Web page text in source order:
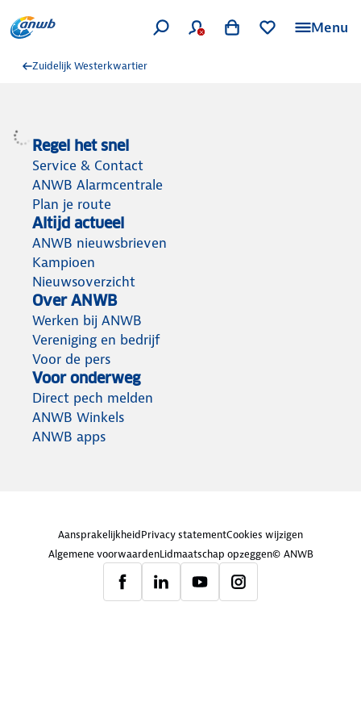
Menu
Zuidelijk Westerkwartier
Regel het snel
Service & Contact
ANWB Alarmcentrale
Plan je route
Altijd actueel
ANWB nieuwsbrieven
Kampioen
Nieuwsoverzicht
Over ANWB
Werken bij ANWB
Vereniging en bedrijf
Voor de pers
Voor onderweg
Direct pech melden
ANWB Winkels
ANWB apps
AansprakelijkheidPrivacy statementCookies wijzigen
Algemene voorwaardenLidmaatschap opzeggen© ANWB